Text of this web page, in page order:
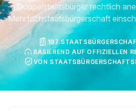
Doppelstaatsbürger rechtlich
Mehrfachstaatsbürgerschaft
197
BASIEREND AUF OFFIZIELLEN
VON